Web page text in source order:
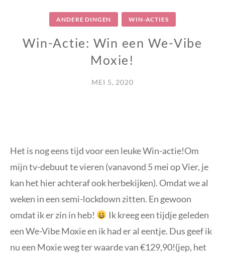
ANDERE DINGEN WIN-ACTIES
Win-Actie: Win een We-Vibe
Moxie!
MEI 5, 2020
Het is nog eens tijd voor een leuke Win-actie!Om
mijn tv-debuut te vieren (vanavond 5 mei op Vier, je
kan het hier achteraf ook herbekijken). Omdat we al
weken in een semi-lockdown zitten. En gewoon
omdat ik er zin in heb!
Ik kreeg een tijdje geleden
een We-Vibe Moxie en ik had er al eentje. Dus geef ik
nu een Moxie weg ter waarde van €129,90!(jep, het